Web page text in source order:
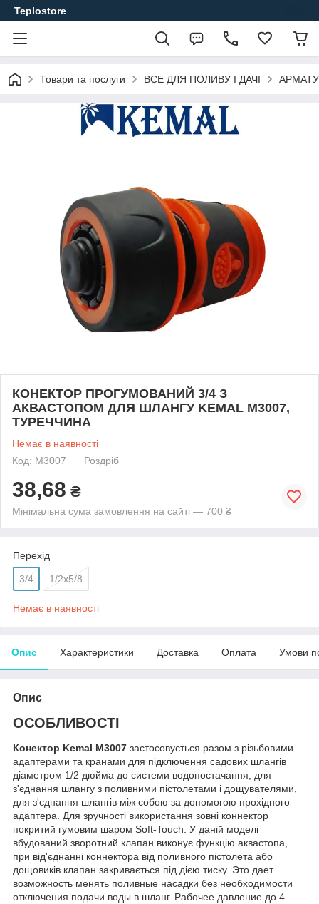
Teplostore
Товари та послуги ВСЕ ДЛЯ ПОЛИВУ І ДАЧІ
КОНЕКТОР ПРОГУМОВАНИЙ 3/4 З
АКВАСТОПОМ ДЛЯ ШЛАНГУ KEMAL M3007,
ТУРЕЧЧИНА
Немає в наявності
Код: M3007
Роздріб
38,68 ₴
Мінімальна сума замовлення на сайті — 700 ₴
Перехід
3/4 1/2x5/8
Немає в наявності
Опис Характеристики Доставка Оплата Умови
Опис
ОСОБЛИВОСТІ
Конектор Kemal M3007 застосовується разом з різьбовими
адаптерами та кранами для підключення садових шлангів
діаметром 1/2 дюйма до системи водопостачання, для
з'єднання шлангу з поливними пістолетами і дощувателями,
для з'єднання шлангів між собою за допомогою прохідного
адаптера. Для зручності використання зовні коннектор
покритий гумовим шаром Soft-Touch. У даній моделі
вбудований зворотний клапан виконує функцію аквастопа,
при від'єднанні коннектора від поливного пістолета або
дощовиків клапан закривається під дією тиску. Это дает
возможность менять поливные насадки без необходимости
отключения подачи воды в шланг. Рабочее давление до 4